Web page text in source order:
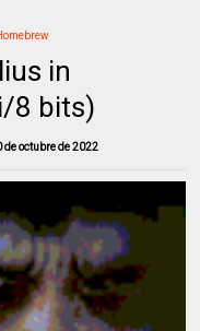
in
8 bits)
de octubre de 2022